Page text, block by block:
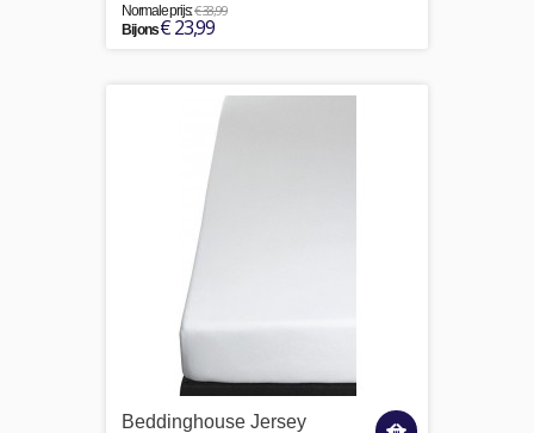
Normale prijs:€ 33,99
Bij ons€ 23,99
Beddinghouse Jersey